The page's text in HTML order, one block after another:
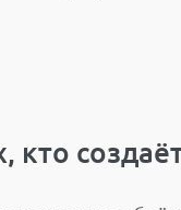
кто